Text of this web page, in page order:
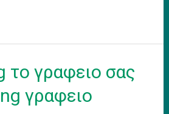
το γραφειο σας
γραφειο